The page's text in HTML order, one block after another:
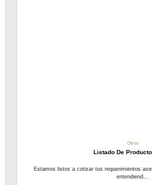
Otros
Listado De
Estamos listos a cotizar tus requerimientos
entendiend...